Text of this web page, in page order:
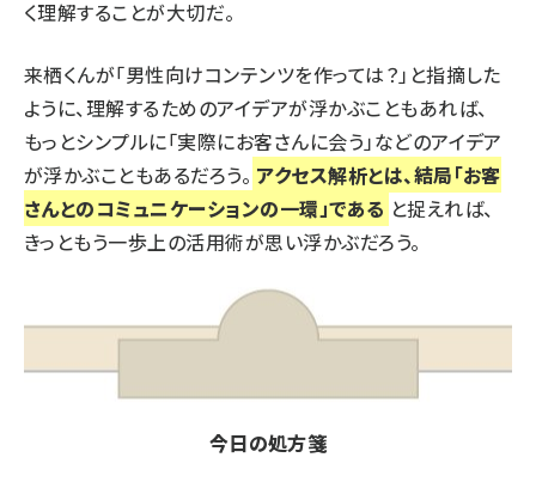
く理解することが大切だ。
来栖くんが「男性向けコンテンツを作っては？」と指摘した
ように、理解するためのアイデアが浮かぶこともあれば、
もっとシンプルに「実際にお客さんに会う」などのアイデア
が浮かぶこともあるだろう。 アクセス解析とは、結局「お客
さんとのコミュニケーションの一環」である と捉えれば、
きっともう一歩上の活用術が思い浮かぶだろう。
今日の処方箋